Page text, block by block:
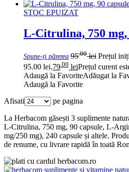
STOC EPUIZAT
L-Citrulina, 750 mg,
Spune-ți părerea 95.00 lei Prețul
95.00 lei.79.00 leiPrețul curent
Adaugă la FavoriteAdăugat la
Adaugă la Favorite
Afisati
pe pagina
La Herbacom găsești 3 suplimente
L-Citrulina, 750 mg, 90 capsule, L-
mg/250 mg), 240 capsule și altele.
de renume, cu livrare rapidă în toată